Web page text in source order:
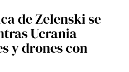
de Zelenski se
Ucrania
y drones con